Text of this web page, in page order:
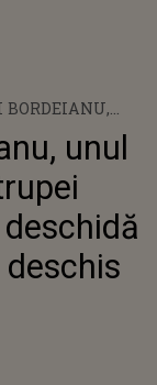
„A PLECAT SĂ
CEL CARE
PRIMUL”
unul